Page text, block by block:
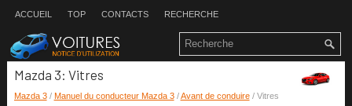
ACCUEIL TOP CONTACTS RECHERCHE
Mazda 3: Vitres
Mazda 3/ Manuel du conducteur Mazda 3/Avant de conduire/ Vitres